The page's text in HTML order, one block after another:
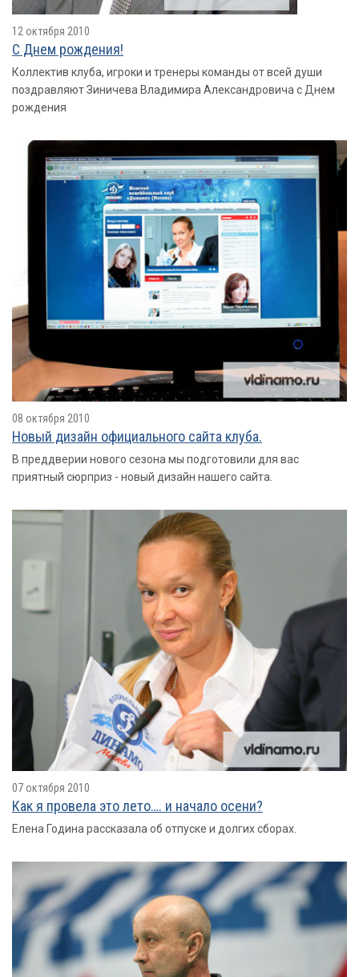
12 октября 2010
С Днем рождения!
Коллектив клуба, игроки и тренеры команды от всей души
поздравляют Зиничева Владимира Александровича с Днем
рождения
08 октября 2010
Новый дизайн официального сайта клуба.
В преддверии нового сезона мы подготовили для вас
приятный сюрприз - новый дизайн нашего сайта.
07 октября 2010
Как я провелa это лето…. и начало осени?
Елена Година рассказала об отпуске и долгих сборах.